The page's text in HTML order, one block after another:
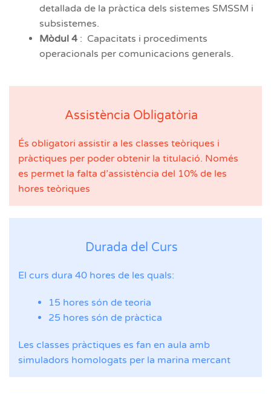
detallada de la pràctica dels sistemes SMSSM i
subsistemes.
Mòdul 4 : Capacitats i procediments
operacionals per comunicacions generals.
Assistència Obligatòria
És obligatori assistir a les classes teòriques i
pràctiques per poder obtenir la titulació. Només
es permet la falta d’assistència del 10% de les
hores teòriques
Durada del Curs
El curs dura 40 hores de les quals:
15 hores són de teoria
25 hores són de pràctica
Les classes pràctiques es fan en aula amb
simuladors homologats per la marina mercant